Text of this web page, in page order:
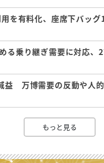
を有料化、座席下バッグ
る乗り継ぎ需要に対応、
益 万博需要の反動や人
もっと見る